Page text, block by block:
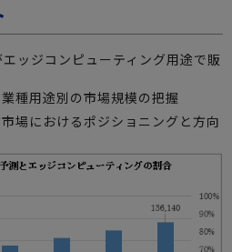
ッジコンピューティング用途で販
種用途別の市場規模の把握
場におけるポジショニングと方向